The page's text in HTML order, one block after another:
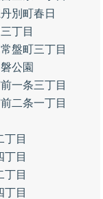
別町春日
丁目
盤町三丁目
公園
一条三丁目
二条一丁目
丁目
丁目
丁目
丁目